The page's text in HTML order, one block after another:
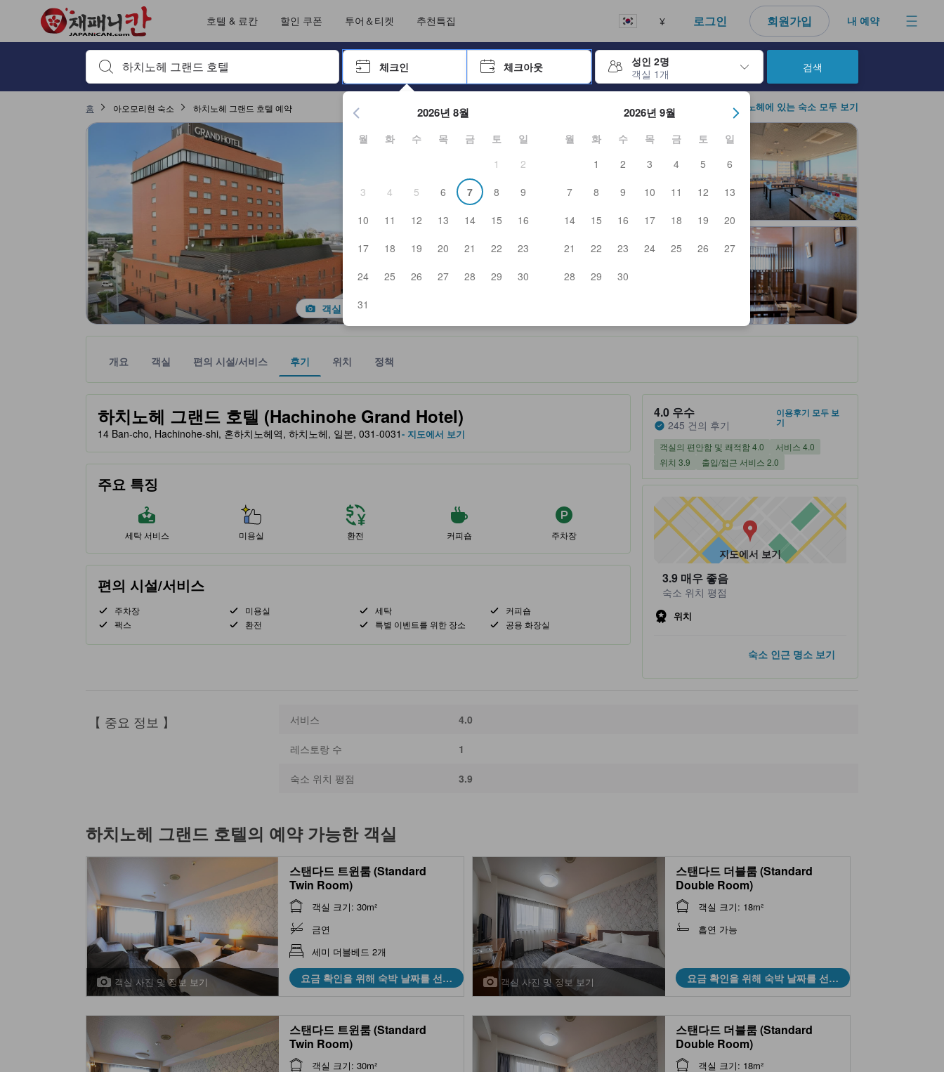
호텔 & 료칸 할인 쿠폰 투어＆티켓 추천특집 ¥ 로그인 회원가입 내 예약
검색하고 싶은 키워드나 숙소명을 입력하고 방향키나 탭 키를 사용하여 탐색한 후 엔터키를 눌러 선택하세요.
체크인 체크아웃
성인 2명
객실 1개
엔터 키를 눌러 캘린더를 여세요. 방향키를 사용해 체크인 및 체크아웃 날짜를 탐색할 수 있습니다. 엔터 키를 사용해 특정 날짜를 선택
2026년 8월
월 화 수 목 금 토
일
1
2
3
4 5 6 7 8
9
10
11 12 13 14 15
16
17
18 19 20 21 22
23
24
25 26 27 28 29
30
31
2026년 9월
월 화 수 목 금 토
일
1
2 3 4 5
6
7
8 9 10 11 12
13
14
15 16 17 18 19
20
21
22 23 24 25 26
27
28
29 30
검색
홈 아오모리현 숙소 하치노헤 그랜드 호텔 예약 하치노헤에 있는 숙소 모두 보기
객실 사진 보기
개요 객실 편의 시설/서비스 후기 위치 정책
하치노헤 그랜드 호텔 (Hachinohe Grand Hotel)
tooltip
노란색 별 표시는 기대할 수 있는 편안함, 편의 시설 및 서비스를 반영해 파트너 사이트에서 제공한 성급입니다.
14 Ban-cho, Hachinohe-shi, 혼하치노헤역, 하치노헤, 일본, 031-0031- 지도에서 보기
주요 특징
세탁 서비스 미용실 환전 커피숍 주차장
편의 시설/서비스
주차장 미용실 세탁
커피숍
팩스
환전 특별 이벤트를 위한 장소 공용 화장실
4.0 우수
245 건의 후기
이용후기 모두 보
기
객실의 편안함 및 쾌적함 4.0
서비스 4.0
위치 3.9
출입/접근 서비스 2.0
지도에서 보기
3.9 매우 좋음
숙소 위치 평점
위치
숙소 인근 명소 보기
【 중요 정보 】 서비스 4.0
레스토랑 수 1
숙소 위치 평점 3.9
하치노헤 그랜드 호텔의 예약 가능한 객실
객실 사진 및 정보 보기
스탠다드 트윈룸 (Standard
Twin Room)
객실 크기: 30m²
금연
세미 더블베드 2개
요금 확인을 위해 숙박 날짜를 선택
하세요
객실 사진 및 정보 보기
스탠다드 더블룸 (Standard
Double Room)
객실 크기: 18m²
흡연 가능
요금 확인을 위해 숙박 날짜를 선택
하세요
스탠다드 트윈룸 (Standard
Twin Room)
객실 크기: 30m²
스탠다드 더블룸 (Standard
Double Room)
객실 크기: 18m²
재패니칸의 모든 이용후기는 숙소 이용후기 작성 전 숙소 예약에서부터 체크아웃까지 일련의 절차를 완료한 실제 숙소 이용객들에 의해 작성되었습니다. 신뢰할 수 있고 정확하며 솔직한 정보로 고객님이 더 나은 선택
객실의 편안함 및 쾌적함 평점 5점 만점에 4점. 하치노헤 기준 높은 평점
서비스 평점 5점 만점에 4점. 하치노헤 기준 높은 평점
위치 평점 5점 만점에 3.9점. 하치노헤 기준 높은 평점
출입/접근 서비스 평점 5점 만점에 2점. 하치노헤 기준 높은 평점
이용후기 페이지로 변경되었습니다 1
이용후기 페이지로 변경되었습니다 1